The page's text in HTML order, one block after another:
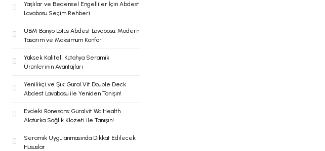
Yaşlılar ve Bedensel Engelliler İçin Abdest
Lavabosu Seçim Rehberi
UBM Banyo Lotus Abdest Lavabosu: Modern
Tasarım ve Maksimum Konfor
Yüksek Kaliteli Kütahya Seramik
Ürünlerinin Avantajları
Yenilikçi ve Şık: Güral Vit Double Deck
Abdest Lavabosu ile Yeniden Tanışın!
Evdeki Rönesans: Güralvit Wc Health
Alaturka Sağlık Klozeti ile Tanışın!
Seramik Uygulanmasında Dikkat Edilecek
Hususlar
Akıllı Klozet
Duş Kabinleri